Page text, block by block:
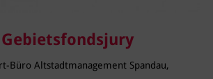
Büro Altstadtmanagement Spandau,